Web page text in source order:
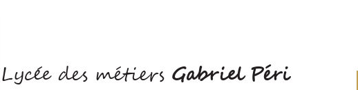
Lycée des métiers Gabriel Péri